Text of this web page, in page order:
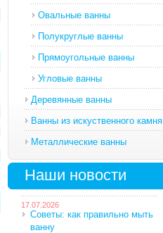
Овальные ванны
Полукруглые ванны
Прямоугольные ванны
Угловые ванны
Деревянные ванны
Ванны из искуственного камня
Металлические ванны
Наши новости
17.07.2026
Советы: как правильно мыть
ванну